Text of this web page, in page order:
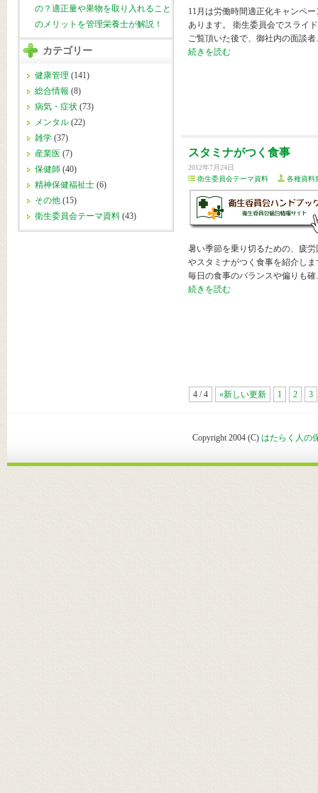
の？適正量や果物を取り入れること
のメリットを管理栄養士が解説！
カテゴリー
健康管理 (141)
総合情報 (8)
病気・症状 (73)
メンタル (22)
雑学 (37)
産業医 (7)
保健師 (40)
精神保健福祉士 (6)
その他 (15)
衛生委員会テーマ資料 (43)
11月は労働時間適正化キャンペー
あります。 衛生委員会でスライ
ご覧頂いた後で、御社内の面談
続きを読む
スタミナがつく食事
2012年7月24日
衛生委員会テーマ資料
各種資料
暑い季節を乗り切るための、疲労
やスタミナがつく食事を紹介しま
毎日の食事のバランスや偏りも
続きを読む
4 / 4 «新しい更新 1 2 3
Copyright 2004 (C) はたらく人の